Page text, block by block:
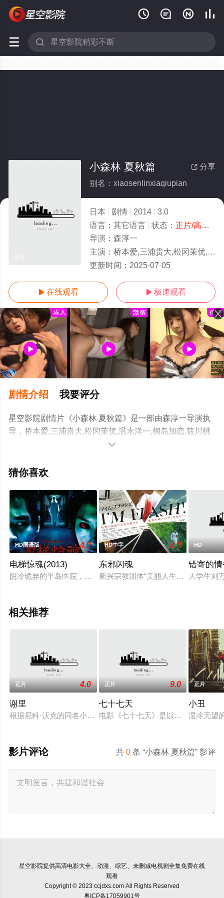
   
 
 分享
小森林 夏秋篇
别名：xiaosenlinxiaqiupian
日本 剧情 2014
3.0
语言： 其它语言 状态： 正片/高清
导演： 森淳一
主演： 桥本爱,三浦贵大,松冈茉优,温水洋一,桐岛加恋,筱川桃音
更新时间： 2025-07-05
 在线观看  极速观看
剧情介绍 我要评分
星空影院剧情片《小森林 夏秋篇》是一部由森淳一导演执
导，桥本爱,三浦贵大,松冈茉优,温水洋一,桐岛加恋,筱川桃
音等演员精彩演绎的日本电影，手机免费观看高清无删减
步至豆瓣电影、电视猫或剧情网等平台了解。

猜你喜欢
HD国语版 4.0
电梯惊魂(2013)
阴冷诡异的半岛医院，夜深人静时分，灯光闪烁昏暗，在该医
HD中字 3.0
东邪闪魂
新兴宗教团体“美丽人生（Life is
HD
错寄的
大学生刘
相关推荐
正片 4.0
谢里
根据尼科·沃克的同名小说改编，故事涉及创伤后应激障碍，故
正片 9.0
七十七天
电影《七十七天》是以探险作家杨柳
正片
小丑
湿冷无望
共0 条 “小森林 夏秋篇” 影评
影片评论
星空影院提供高清电影大全、动漫、综艺、未删减电视剧全集免费在线
观看
Copyright © 2023 ccjdxs.com All Rights Reserved
粤ICP备17059901号